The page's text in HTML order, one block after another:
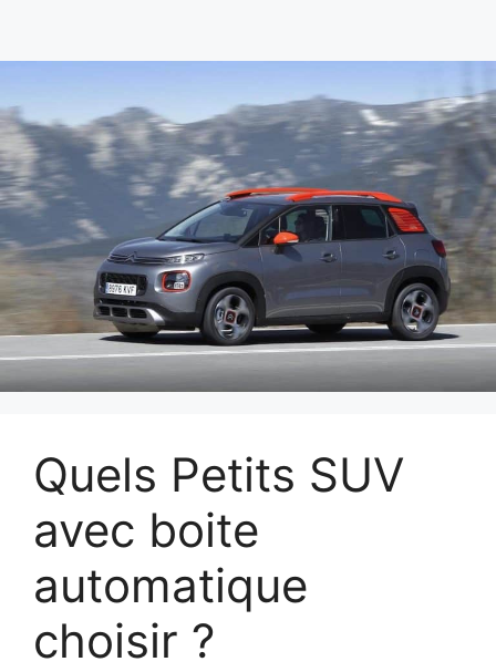
Quels Petits SUV
avec boite
automatique
choisir ?